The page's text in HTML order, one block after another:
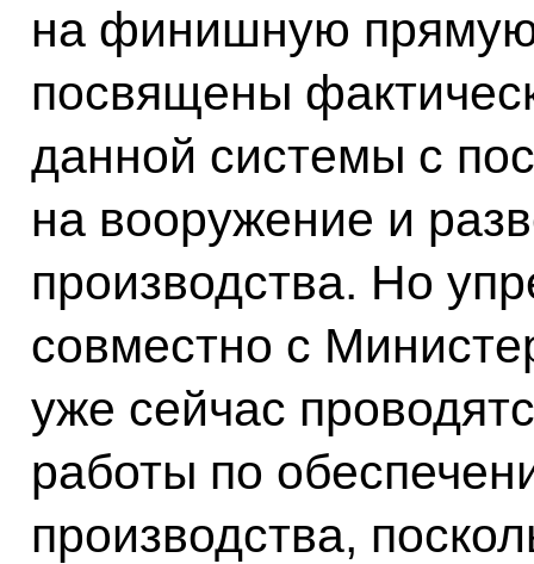
на финишную
посвящены
данной системы с
на вооружение и
производства. Но
совместно с
уже сейчас
работы по
производства,